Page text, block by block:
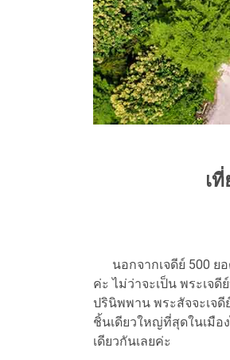
เ
นอกจากเจดีย์ 500 ยอ
ค่ะ ไม่ว่าจะเป็น พระเจ
ปรินิพพาน พระสัจจะเจ
ชิ้นเดียวใหญ่ที่สุดในเมือ
เดียวกันเลยค่ะ